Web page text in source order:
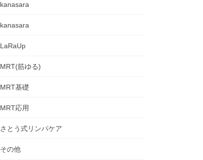
kanasara
kanasara
LaRaUp
MRT(筋ゆる)
MRT基礎
MRT応用
さとう式リンパケア
その他